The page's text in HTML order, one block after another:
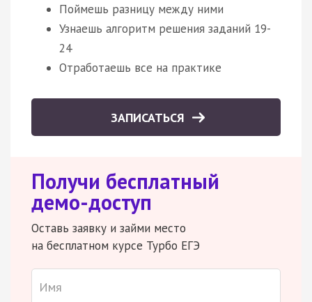
Поймешь разницу между ними
Узнаешь алгоритм решения заданий 19-
24
Отработаешь все на практике
ЗАПИСАТЬСЯ
Получи бесплатный
демо-доступ
Оставь заявку и займи место
на бесплатном курсе Турбо ЕГЭ